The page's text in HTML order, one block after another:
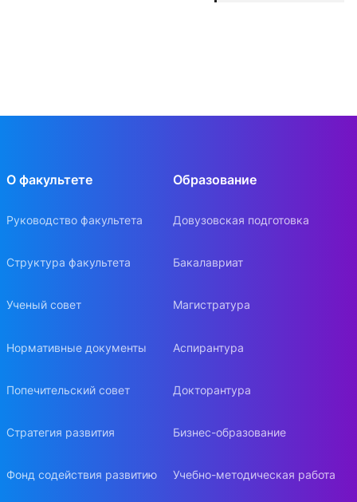
О факультете
Руководство факультета
Структура факультета
Ученый совет
Нормативные документы
Попечительский совет
Стратегия развития
Фонд содействия развитию
Образование
Довузовская подготовка
Бакалавриат
Магистратура
Аспирантура
Докторантура
Бизнес-образование
Учебно-методическая работа